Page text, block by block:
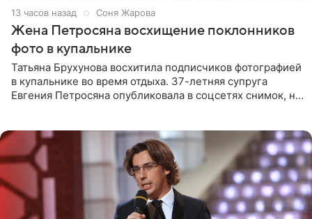
13 часов назад Соня Жарова
Жена Петросяна восхищение поклонников
фото в купальнике
Татьяна Брухунова восхитила подписчиков фотографией
в купальнике во время отдыха. 37-летняя супруга
Евгения Петросяна опубликовала в соцсетях снимок, на